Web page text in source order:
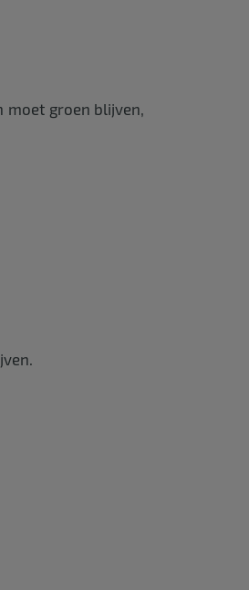
groen blijven,